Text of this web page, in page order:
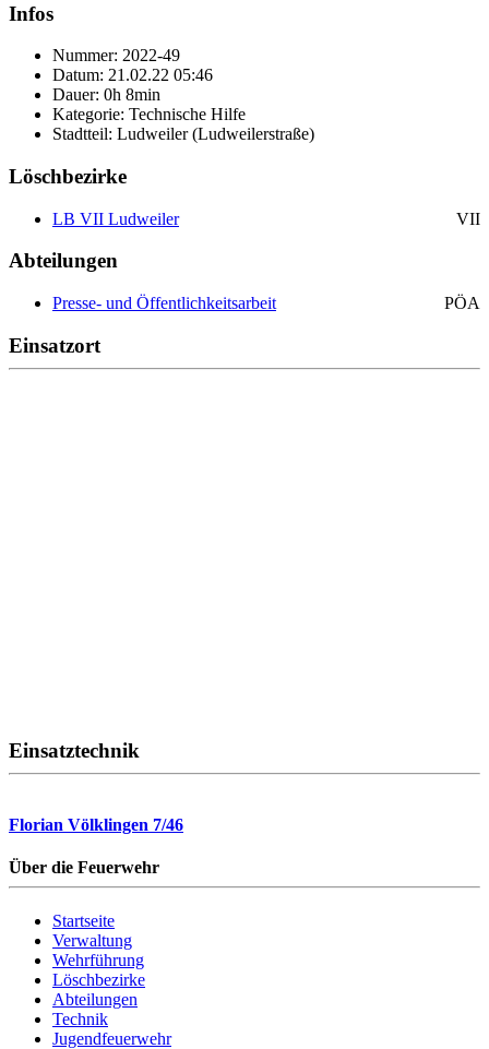
Infos
Nummer: 2022-49
Datum: 21.02.22 05:46
Dauer: 0h 8min
Kategorie: Technische Hilfe
Stadtteil: Ludweiler (Ludweilerstraße)
Löschbezirke
LB VII Ludweiler VII
Abteilungen
Presse- und Öffentlichkeitsarbeit PÖA
Einsatzort
Einsatztechnik
Florian Völklingen 7/46
Über die Feuerwehr
Startseite
Verwaltung
Wehrführung
Löschbezirke
Abteilungen
Technik
Jugendfeuerwehr